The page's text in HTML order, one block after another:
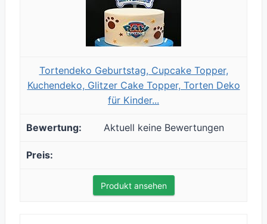
Tortendeko Geburtstag, Cupcake Topper,
Kuchendeko, Glitzer Cake Topper, Torten Deko
für Kinder...
Aktuell keine Bewertungen
Produkt ansehen